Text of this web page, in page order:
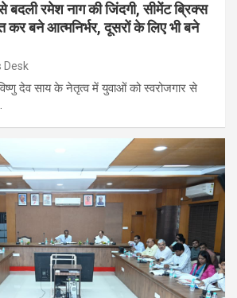
बदली रमेश नाग की जिंदगी, सीमेंट ब्रिक्स
कर बने आत्मनिर्भर, दूसरों के लिए भी बने
Desk
देव साय के नेतृत्व में युवाओं को स्वरोजगार से